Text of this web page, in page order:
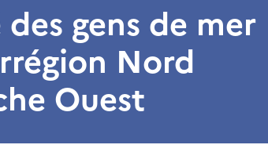
gens de mer
Nord
Ouest